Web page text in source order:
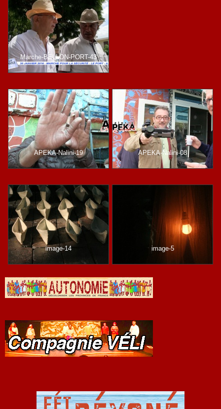
Marche-BELLON-PORT-43
APEKA-Nalini-19 APEKA-Nalini-08
image-14 image-5